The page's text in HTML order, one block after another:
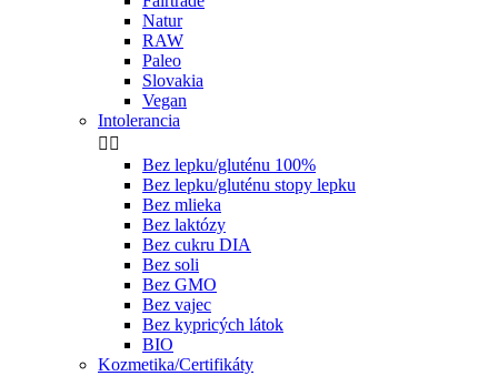
Natur
RAW
Paleo
Slovakia
Vegan
Intolerancia
 
Bez lepku/gluténu 100%
Bez lepku/gluténu stopy lepku
Bez mlieka
Bez laktózy
Bez cukru DIA
Bez soli
Bez GMO
Bez vajec
Bez kypricých látok
BIO
Kozmetika/Certifikáty